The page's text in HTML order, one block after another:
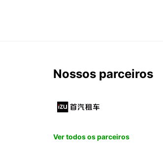
Nossos parceiros
Ver todos os parceiros